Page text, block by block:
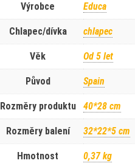
Výrobce Educa
Chlapec/dívka chlapec
Věk Od 5 let
Původ Spain
Rozměry produktu 40*28 cm
Rozměry balení 32*22*5 cm
Hmotnost 0,37 kg